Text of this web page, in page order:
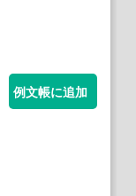
例文帳に追加